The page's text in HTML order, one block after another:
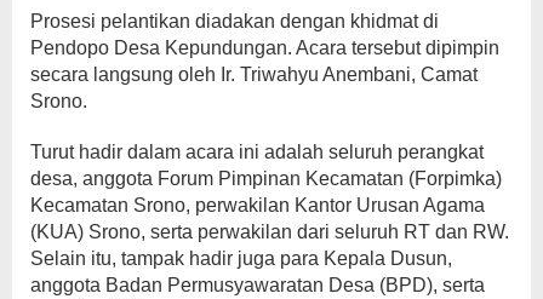
Prosesi pelantikan diadakan dengan khidmat di
Pendopo Desa Kepundungan. Acara tersebut dipimpin
secara langsung oleh Ir. Triwahyu Anembani, Camat
Srono.
Turut hadir dalam acara ini adalah seluruh perangkat
desa, anggota Forum Pimpinan Kecamatan (Forpimka)
Kecamatan Srono, perwakilan Kantor Urusan Agama
(KUA) Srono, serta perwakilan dari seluruh RT dan RW.
Selain itu, tampak hadir juga para Kepala Dusun,
anggota Badan Permusyawaratan Desa (BPD), serta